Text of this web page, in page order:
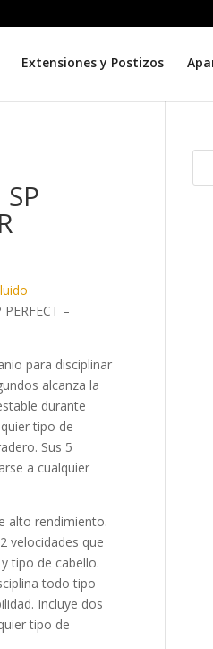
Extensiones y Postizos
€.
–
para disciplinar
alcanza la
durante
tipo de
Sus 5
a cualquier
alto rendimiento.
velocidades que
tipo de cabello.
todo tipo
Incluye dos
tipo de